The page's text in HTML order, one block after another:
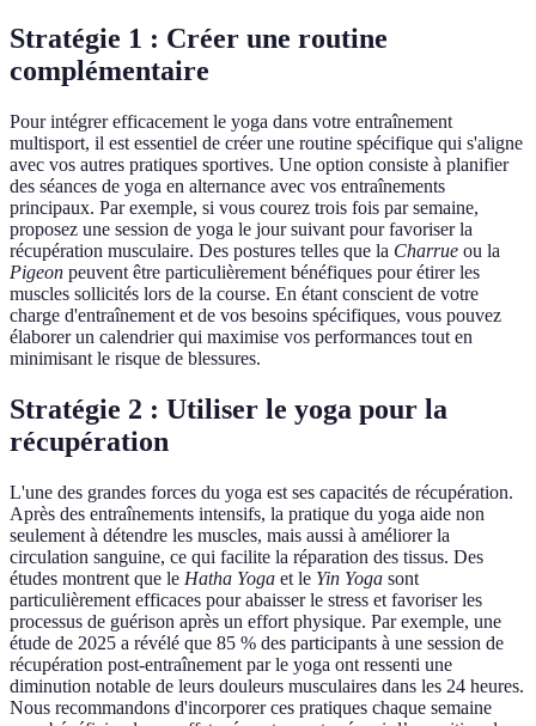
Stratégie 1 : Créer une routine
complémentaire
Pour intégrer efficacement le yoga dans votre entraînement
multisport, il est essentiel de créer une routine spécifique qui s'aligne
avec vos autres pratiques sportives. Une option consiste à planifier
des séances de yoga en alternance avec vos entraînements
principaux. Par exemple, si vous courez trois fois par semaine,
proposez une session de yoga le jour suivant pour favoriser la
récupération musculaire. Des postures telles que la Charrue ou la
Pigeon peuvent être particulièrement bénéfiques pour étirer les
muscles sollicités lors de la course. En étant conscient de votre
charge d'entraînement et de vos besoins spécifiques, vous pouvez
élaborer un calendrier qui maximise vos performances tout en
minimisant le risque de blessures.
Stratégie 2 : Utiliser le yoga pour la
récupération
L'une des grandes forces du yoga est ses capacités de récupération.
Après des entraînements intensifs, la pratique du yoga aide non
seulement à détendre les muscles, mais aussi à améliorer la
circulation sanguine, ce qui facilite la réparation des tissus. Des
études montrent que le Hatha Yoga et le Yin Yoga sont
particulièrement efficaces pour abaisser le stress et favoriser les
processus de guérison après un effort physique. Par exemple, une
étude de 2025 a révélé que 85 % des participants à une session de
récupération post-entraînement par le yoga ont ressenti une
diminution notable de leurs douleurs musculaires dans les 24 heures.
Nous recommandons d'incorporer ces pratiques chaque semaine